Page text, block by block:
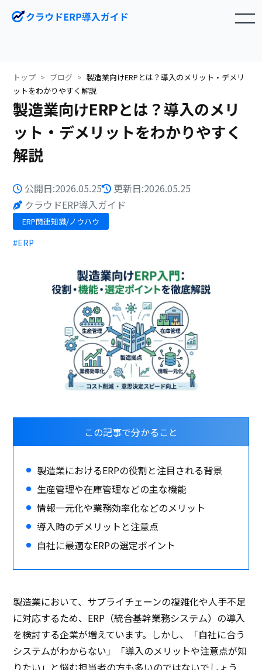
toggle navigation
トップ ブログ
製造業向けERPとは？導入のメリット・デメリ
ットをわかりやすく解説
製造業向けERPとは？導入のメリ
ット・デメリットをわかりやすく
解説
ERP関連知識/ノウハウ
公開日:2026.05.25
更新日:2026.05.25
クラウドERP導入ガイド
#ERP
この記事で分かること
製造業におけるERPの役割と注目される背景
生産管理や在庫管理などの主な機能
情報一元化や業務効率化などのメリット
導入時のデメリットと注意点
自社に最適なERPの選定ポイント
製造業において、サプライチェーンの複雑化や人手不足
に対応するため、ERP（統合基幹業務システム）の導入
を検討する企業が増えています。しかし、「自社に合う
システムがわからない」「導入のメリットや注意点が知
りたい」と悩む担当者の方も多いのではないでしょう